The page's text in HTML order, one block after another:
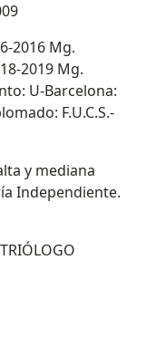
2016 Mg.
2019 Mg.
U-Barcelona:
F.U.C.S.-
y mediana
Independiente.